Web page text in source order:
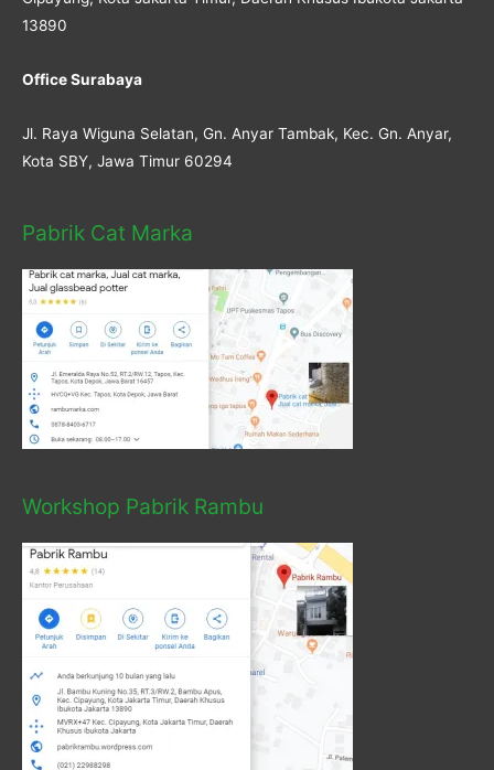
13890
Office Surabaya
Jl. Raya Wiguna Selatan, Gn. Anyar Tambak, Kec. Gn. Anyar,
Kota SBY, Jawa Timur 60294
Pabrik Cat Marka
Workshop Pabrik Rambu